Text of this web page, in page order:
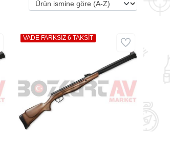
VADE FARKSIZ 6 TAKSİT